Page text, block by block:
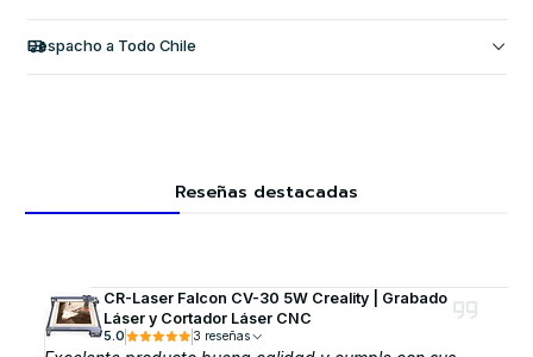
Despacho a Todo Chile
Reseñas destacadas
CR-Laser Falcon CV-30 5W Creality | Grabado
Láser y Cortador Láser CNC
5.0 3 reseñas